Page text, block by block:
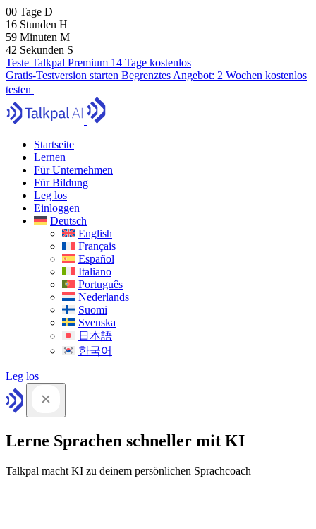
00 Tage D
16 Stunden H
59 Minuten M
41 Sekunden S
Teste Talkpal Premium 14 Tage kostenlos
Gratis-Testversion starten Begrenztes Angebot: 2 Wochen kostenlos
testen
Startseite
Lernen
Für Unternehmen
Für Bildung
Leg los
Einloggen
Deutsch
English
Français
Español
Italiano
Português
Nederlands
Suomi
Svenska
日本語
한국어
Leg los
Lerne Sprachen schneller mit KI
Talkpal macht KI zu deinem persönlichen Sprachcoach